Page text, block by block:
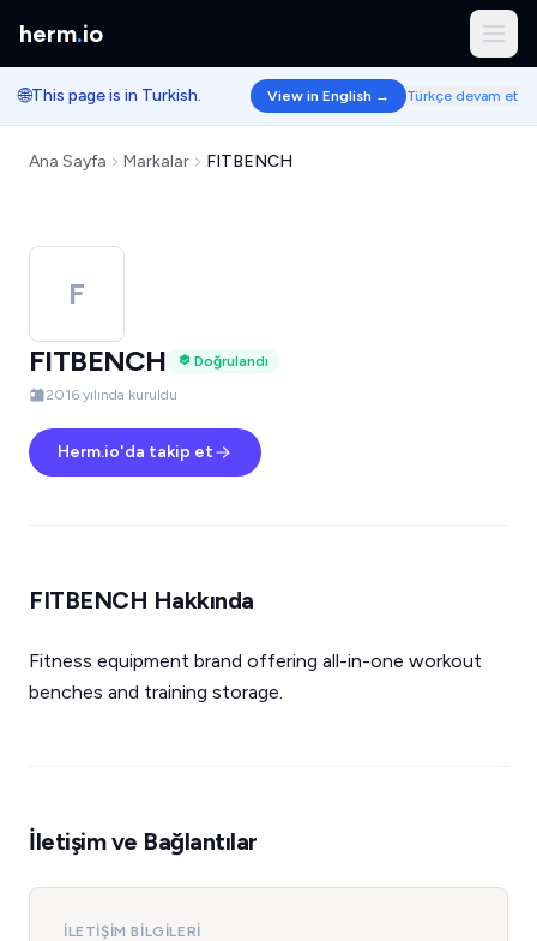
herm.io
🌐This page is in Turkish. View in English → Türkçe devam et
Ana Sayfa Markalar FITBENCH
F
FITBENCH
Doğrulandı
2016 yılında kuruldu
Herm.io'da takip et
FITBENCH Hakkında
Fitness equipment brand offering all-in-one workout
benches and training storage.
İletişim ve Bağlantılar
İLETIŞIM BILGILERI